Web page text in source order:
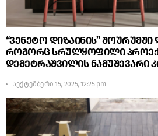
“ვენეტო დიზაინის”
როგორც სრულყოფილი
დემეტრაშვილის ნამუშევარი
სექტემბერი 15, 2025, 12:25 pm